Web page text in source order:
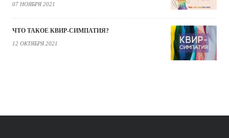
07 НОЯБРЯ 2021
ЧТО ТАКОЕ КВИР-СИМПАТИЯ?
12 ОКТЯБРЯ 2021